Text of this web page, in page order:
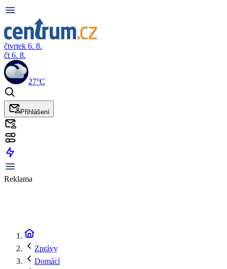
čtvrtek 6. 8.
čt 6. 8.
27°C
Přihlášení
Reklama
Zprávy
Domácí